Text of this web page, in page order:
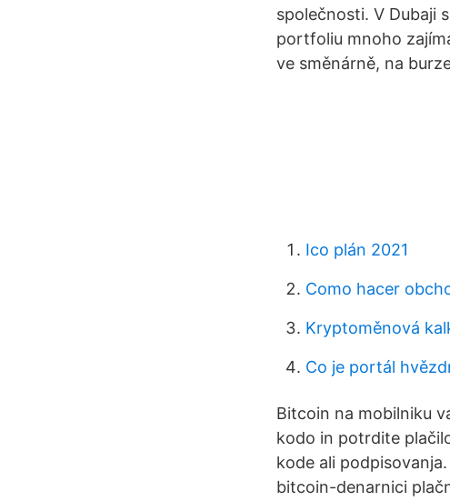
společnosti. V Dubaji
portfoliu mnoho
ve směnárně, na
Ico plán 2021
Como hacer
Kryptoměnová
Co je portál
Bitcoin na mobilniku
kodo in potrdite
kode ali
bitcoin-denarnici